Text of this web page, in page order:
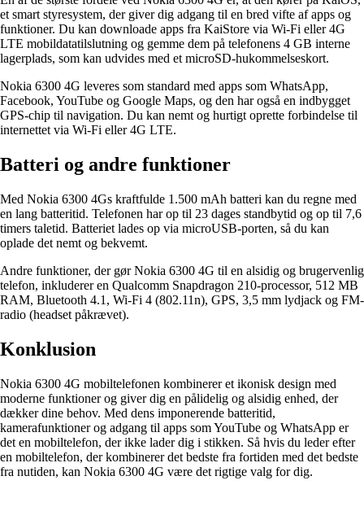
et smart styresystem, der giver dig adgang til en bred vifte af apps og
funktioner. Du kan downloade apps fra KaiStore via Wi-Fi eller 4G
LTE mobildatatilslutning og gemme dem på telefonens 4 GB interne
lagerplads, som kan udvides med et microSD-hukommelseskort.
Nokia 6300 4G leveres som standard med apps som WhatsApp,
Facebook, YouTube og Google Maps, og den har også en indbygget
GPS-chip til navigation. Du kan nemt og hurtigt oprette forbindelse til
internettet via Wi-Fi eller 4G LTE.
Batteri og andre funktioner
Med Nokia 6300 4Gs kraftfulde 1.500 mAh batteri kan du regne med
en lang batteritid. Telefonen har op til 23 dages standbytid og op til 7,6
timers taletid. Batteriet lades op via microUSB-porten, så du kan
oplade det nemt og bekvemt.
Andre funktioner, der gør Nokia 6300 4G til en alsidig og brugervenlig
telefon, inkluderer en Qualcomm Snapdragon 210-processor, 512 MB
RAM, Bluetooth 4.1, Wi-Fi 4 (802.11n), GPS, 3,5 mm lydjack og FM-
radio (headset påkrævet).
Konklusion
Nokia 6300 4G mobiltelefonen kombinerer et ikonisk design med
moderne funktioner og giver dig en pålidelig og alsidig enhed, der
dækker dine behov. Med dens imponerende batteritid,
kamerafunktioner og adgang til apps som YouTube og WhatsApp er
det en mobiltelefon, der ikke lader dig i stikken. Så hvis du leder efter
en mobiltelefon, der kombinerer det bedste fra fortiden med det bedste
fra nutiden, kan Nokia 6300 4G være det rigtige valg for dig.